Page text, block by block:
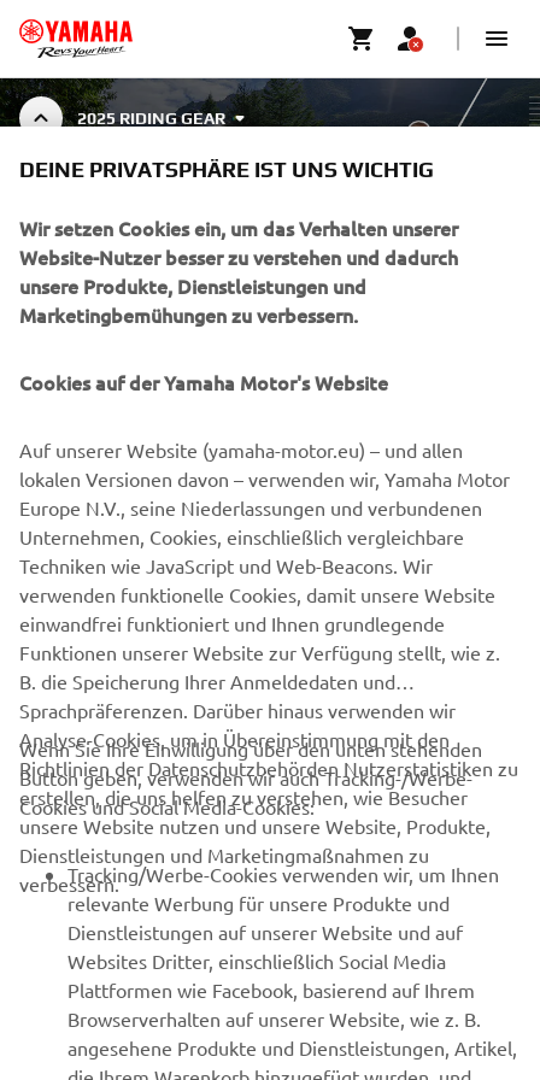
2025 RIDING GEAR
RIDING GEAR
MEHR YAMAHA
SUPPORT
NEWSLETTER
Erfahre als Erster von den neuesten Angeboten,
Sonderveranstaltungen, Neuerscheinungen und vielem mehr.
ABONNIEREN
Lesen Sie unsere Datenschutzrichtlinie, um zu erfahren, wie wir
Ihre persönlichen Daten verarbeiten:Datenschutzerklärung.
Austria (German)
DEINE PRIVATSPHÄRE IST UNS WICHTIG
Wir setzen Cookies ein, um das Verhalten unserer
Website-Nutzer besser zu verstehen und dadurch
unsere Produkte, Dienstleistungen und
Marketingbemühungen zu verbessern.
Cookies auf der Yamaha Motor's Website
Auf unserer Website (yamaha-motor.eu) – und allen
lokalen Versionen davon – verwenden wir, Yamaha Motor
Europe N.V., seine Niederlassungen und verbundenen
Unternehmen, Cookies, einschließlich vergleichbare
Techniken wie JavaScript und Web-Beacons. Wir
verwenden funktionelle Cookies, damit unsere Website
einwandfrei funktioniert und Ihnen grundlegende
Funktionen unserer Website zur Verfügung stellt, wie z.
B. die Speicherung Ihrer Anmeldedaten und
Sprachpräferenzen. Darüber hinaus verwenden wir
Analyse-Cookies, um in Übereinstimmung mit den
Richtlinien der Datenschutzbehörden Nutzerstatistiken zu
erstellen, die uns helfen zu verstehen, wie Besucher
unsere Website nutzen und unsere Website, Produkte,
Dienstleistungen und Marketingmaßnahmen zu
verbessern.
Wenn Sie Ihre Einwilligung über den unten stehenden
Button geben, verwenden wir auch Tracking-/Werbe-
Cookies und Social Media-Cookies:
Tracking/Werbe-Cookies verwenden wir, um Ihnen
relevante Werbung für unsere Produkte und
Dienstleistungen auf unserer Website und auf
Websites Dritter, einschließlich Social Media
Plattformen wie Facebook, basierend auf Ihrem
Browserverhalten auf unserer Website, wie z. B.
angesehene Produkte und Dienstleistungen, Artikel,